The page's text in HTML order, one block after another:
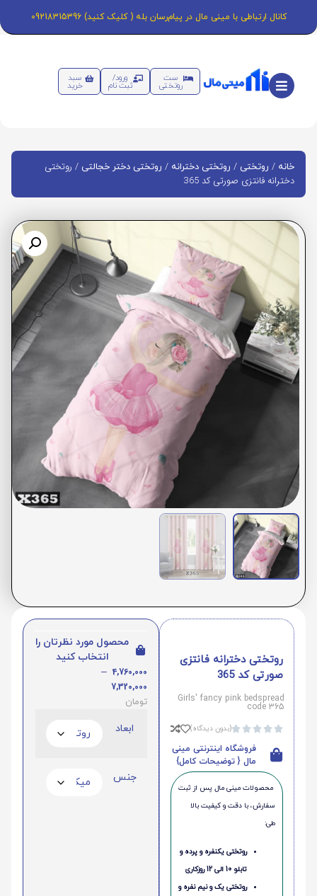
کانال ارتباطی با مینی مال در پیام‌رسان بله ( کلیک کنید) 09218315396
ست
روتختی
ورود/
ثبت نام
سبد
خرید
خانه / روتختی / روتختی دخترانه / روتختی دختر خجالتی / روتختی
دخترانه فانتزی صورتی کد 365
روتختی دخترانه فانتزی
صورتی کد 365
Girls' fancy pink bedspread
code 365




(بدون دیدگاه)
فروشگاه اینترنتی مینی
مال { توضیحات کامل}
محصولات مینی‌ مال پس از ثبت
سفارش، با دقت و کیفیت بالا
طی:
روتختی یکنفره و پرده و
تابلو 10 الی 12 روزکاری
روتختی یک و نیم نفره و
محصول مورد نظرتان را
انتخاب کنید
4,760,000
–
7,320,000
تومان
ابعاد
جنس